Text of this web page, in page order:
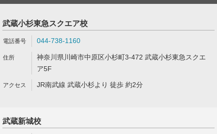
武蔵小杉東急スクエア校
044-738-1160
神奈川県川崎市中原区小杉町3-472 武蔵小杉東急スクエ
ア5F
JR南武線 武蔵小杉より 徒歩 約2分
武蔵新城校